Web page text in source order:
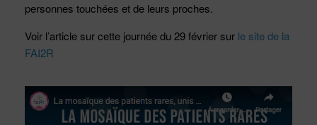
personnes touchées et de leurs proches.
Voir l’article sur cette journée du 29 février sur le site de la
FAI2R